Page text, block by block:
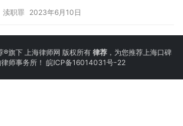
渎职罪 2023年6月10日
旗下 上海律师网 版权所有 律荐，为您推荐上海口碑
师事务所！ 皖ICP备16014031号-22